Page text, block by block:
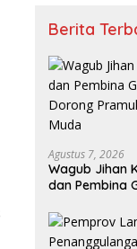
Berita
Agustus 7, 2026
Wagub Jihan
dan Pembina
Generasi